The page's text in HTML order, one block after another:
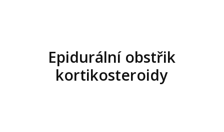
Epidurální obstřik
kortikosteroidy